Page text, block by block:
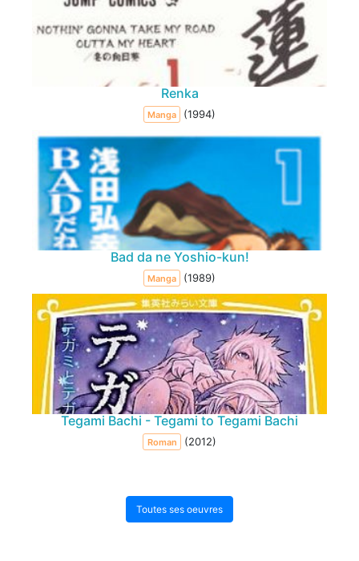
Renka
Manga (1994)
Bad da ne Yoshio-kun!
Manga (1989)
Tegami Bachi - Tegami to Tegami Bachi
Roman (2012)
Toutes ses oeuvres